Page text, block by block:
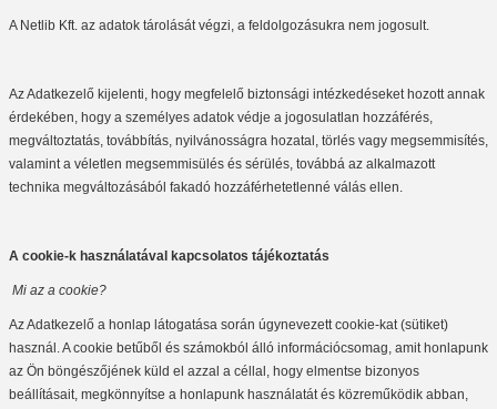
A Netlib Kft. az adatok tárolását végzi, a feldolgozásukra nem jogosult.
Az Adatkezelő kijelenti, hogy megfelelő biztonsági intézkedéseket hozott annak
érdekében, hogy a személyes adatok védje a jogosulatlan hozzáférés,
megváltoztatás, továbbítás, nyilvánosságra hozatal, törlés vagy megsemmisítés,
valamint a véletlen megsemmisülés és sérülés, továbbá az alkalmazott
technika megváltozásából fakadó hozzáférhetetlenné válás ellen.
A cookie-k használatával kapcsolatos tájékoztatás
Mi az a cookie?
Az Adatkezelő a honlap látogatása során úgynevezett cookie-kat (sütiket)
használ. A cookie betűből és számokból álló információcsomag, amit honlapunk
az Ön böngészőjének küld el azzal a céllal, hogy elmentse bizonyos
beállításait, megkönnyítse a honlapunk használatát és közreműködik abban,